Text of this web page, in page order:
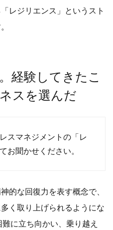
レジリエンス」というスト
経験してきたこ
スを選んだ
スマネジメントの「レ
お聞かせください。
的な回復力を表す概念で、
く取り上げられるようにな
に立ち向かい、乗り越え